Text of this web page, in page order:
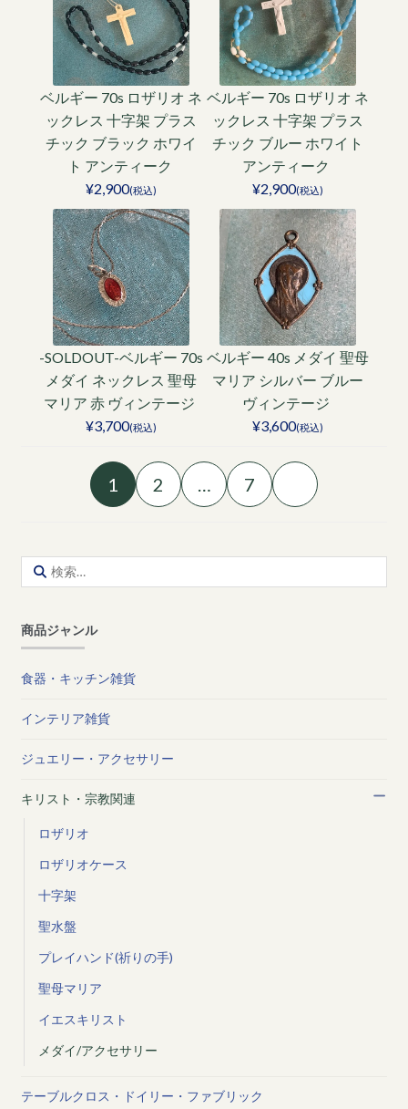
ベルギー 70s ロザリオ ネ
ックレス 十字架 プラス
チック ブラック ホワイ
ト アンティーク
¥2,900(税込)
ベルギー 70s ロザリオ ネ
ックレス 十字架 プラス
チック ブルー ホワイト
アンティーク
¥2,900(税込)
-SOLDOUT-ベルギー 70s
メダイ ネックレス 聖母
マリア 赤 ヴィンテージ
¥3,700(税込)
ベルギー 40s メダイ 聖母
マリア シルバー ブルー
ヴィンテージ
¥3,600(税込)
1 2 … 7
索:
商品ジャンル
食器・キッチン雑貨
インテリア雑貨
ジュエリー・アクセサリー
キリスト・宗教関連
ロザリオ
ロザリオケース
十字架
聖水盤
プレイハンド(祈りの手)
聖母マリア
イエスキリスト
メダイ/アクセサリー
テーブルクロス・ドイリー・ファブリック